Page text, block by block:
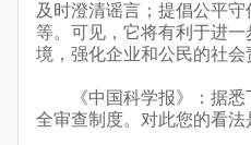
及时澄清谣言；提倡公平
等。可见，它将有利于进
境，强化企业和公民的社会
《中国科学报》：据悉
全审查制度。对此您的看法